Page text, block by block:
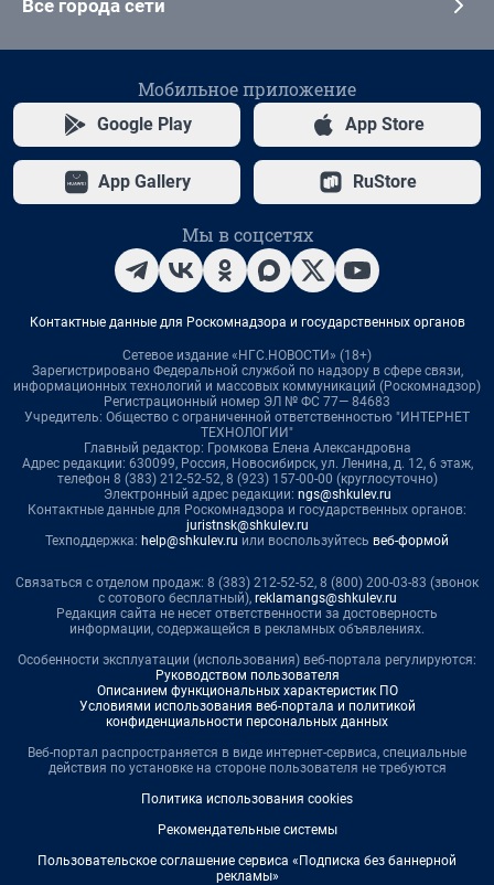
Все города сети
Мобильное приложение
Google Play App Store
App Gallery RuStore
Мы в соцсетях
Контактные данные для Роскомнадзора и государственных органов
Сетевое издание «НГС.НОВОСТИ» (18+)
Зарегистрировано Федеральной службой по надзору в сфере связи,
информационных технологий и массовых коммуникаций (Роскомнадзор)
Регистрационный номер ЭЛ № ФС 77— 84683
Учредитель: Общество с ограниченной ответственностью "ИНТЕРНЕТ
ТЕХНОЛОГИИ"
Главный редактор: Громкова Елена Александровна
Адрес редакции: 630099, Россия, Новосибирск, ул. Ленина, д. 12, 6 этаж,
телефон 8 (383) 212-52-52, 8 (923) 157-00-00 (круглосуточно)
Электронный адрес редакции: ngs@shkulev.ru
Контактные данные для Роскомнадзора и государственных органов:
juristnsk@shkulev.ru
Техподдержка: help@shkulev.ru или воспользуйтесь веб-формой
Связаться с отделом продаж: 8 (383) 212-52-52, 8 (800) 200-03-83 (звонок
с сотового бесплатный), reklamangs@shkulev.ru
Редакция сайта не несет ответственности за достоверность
информации, содержащейся в рекламных объявлениях.
Особенности эксплуатации (использования) веб-портала регулируются:
Руководством пользователя
Описанием функциональных характеристик ПО
Условиями использования веб-портала и политикой
конфиденциальности персональных данных
Веб-портал распространяется в виде интернет-сервиса, специальные
действия по установке на стороне пользователя не требуются
Политика использования cookies
Рекомендательные системы
Пользовательское соглашение сервиса «Подписка без баннерной
рекламы»